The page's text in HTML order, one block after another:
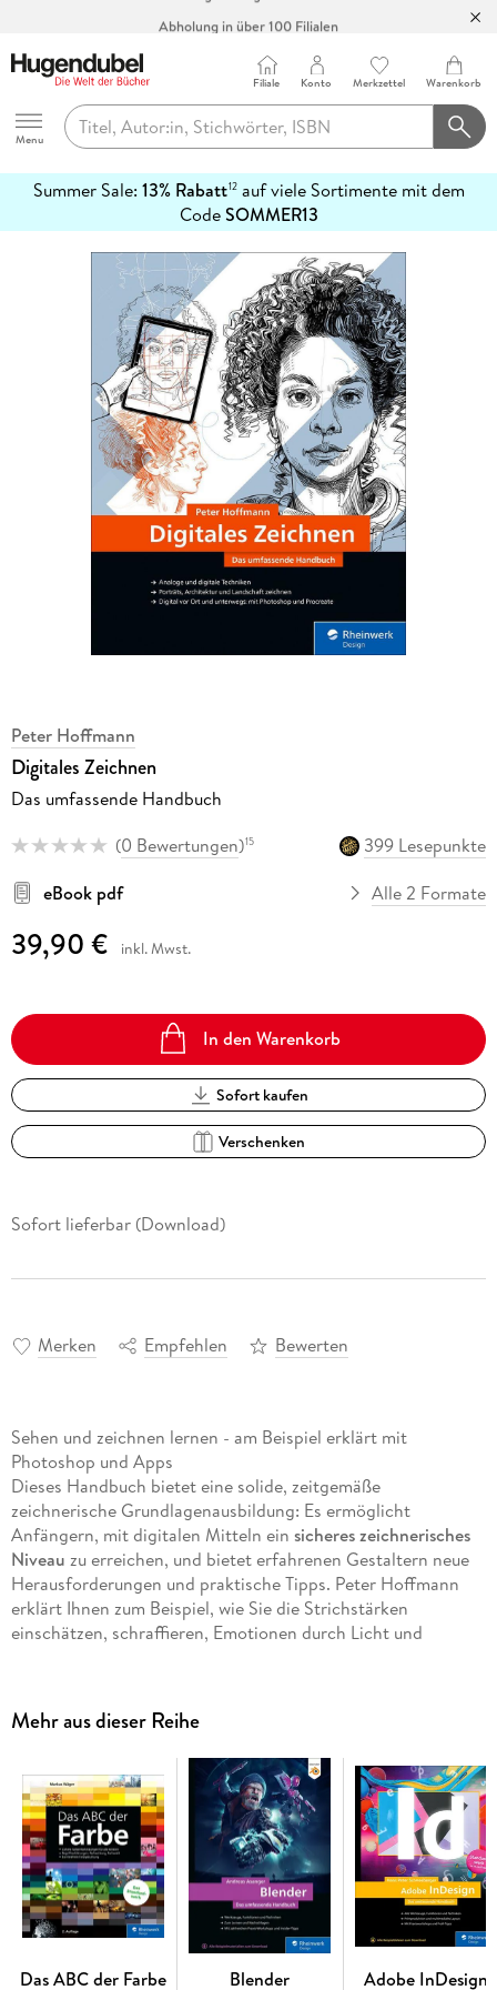
Hugendubel
Menu
Filiale Konto Merkzettel Warenkorb
Summer Sale: 13% Rabatt12auf viele Sortimente mit dem
CodeSOMMER13
erfahren
Peter Hoffmann
Digitales Zeichnen
Das umfassende Handbuch
(0 Bewertungen)15
399 Lesepunkte
eBook pdf
Alle 2 Formate
39,90 € inkl. Mwst.
In den Warenkorb
Sofort kaufen
Verschenken
Sofort lieferbar (Download)
Merken Empfehlen Bewerten
Sehen und zeichnen lernen - am Beispiel erklärt mit
Photoshop und Apps
Dieses Handbuch bietet eine solide, zeitgemäße
zeichnerische Grundlagenausbildung: Es ermöglicht
Anfängern, mit digitalen Mitteln ein sicheres zeichnerisches
Niveau zu erreichen, und bietet erfahrenen Gestaltern neue
Herausforderungen und praktische Tipps. Peter Hoffmann
erklärt Ihnen zum Beispiel, wie Sie die Strichstärken
einschätzen, schraffieren, Emotionen durch Licht und
unterwegsund zeigt Ihnen,
lebendig und doch präzise zeichnen. Lassen Sie sich durch
die vielen attraktiven Zeichnungen und Skizzen des Buchs
inspirieren!
Analoge und digitale Techniken
Digital vor Ort und unterwegs: mit Photoshop und
Procreate
Porträts, Architektur und Landschaft zeichnen
Mehr aus dieser Reihe
Das ABC der Farbe
Blender
Adobe InDesign